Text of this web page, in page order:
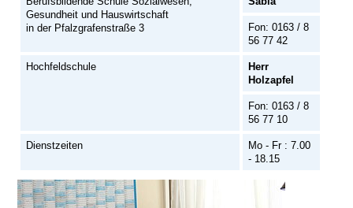
Gesundheit und Hauswirtschaft
in der Pfalzgrafenstraße 3
Fon: 0163 / 8
56 77 42
Hochfeldschule
Herr
Holzapfel
Fon: 0163 / 8
56 77 10
Dienstzeiten
Mo - Fr : 7.00
- 18.15